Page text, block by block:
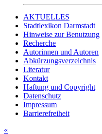
AKTUELLES
Stadtlexikon Darmstadt
Hinweise zur Benutzung
Recherche
Autorinnen und Autoren
Abkürzungsverzeichnis
Literatur
Kontakt
Haftung und Copyright
Datenschutz
Impressum
Barrierefreiheit
«